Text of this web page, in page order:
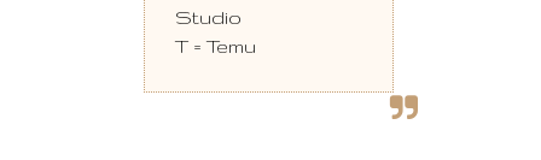
Studio
T = Temu